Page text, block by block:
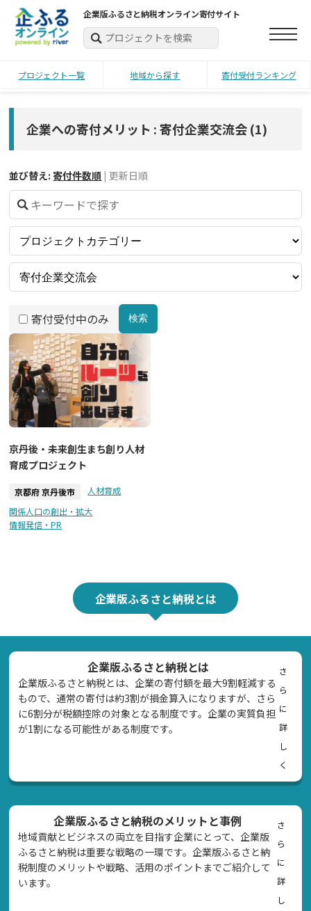
企業版ふるさと納税オンライン寄付サイト
プロジェクト一覧 地域から探す 寄付受付ランキング
企業への寄付メリット : 寄付企業交流会(1)
並び替え: 寄付件数順 | 更新日順
寄付受付中のみ 検索
京丹後・未来創生まち創り人材
育成プロジェクト
京都府 京丹後市
人材育成
関係人口の創出・拡大
情報発信・PR
企業版ふるさと納税とは
企業版ふるさと納税とは
企業版ふるさと納税とは、企業の寄付額を最大9割軽減する
もので、通常の寄付は約3割が損金算入になりますが、さら
に6割分が税額控除の対象となる制度です。企業の実質負担
が1割になる可能性がある制度です。
さ
ら
に
詳
し
く
企業版ふるさと納税のメリットと事例
地域貢献とビジネスの両立を目指す企業にとって、企業版
ふるさと納税は重要な戦略の一環です。企業版ふるさと納
税制度のメリットや戦略、活用のポイントまでご紹介して
います。
さ
ら
に
詳
し